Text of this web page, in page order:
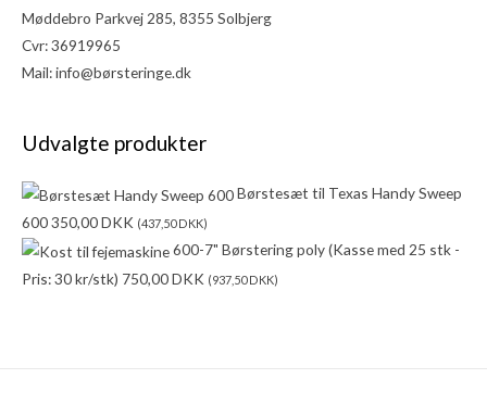
Møddebro Parkvej 285, 8355 Solbjerg
Cvr: 36919965
Mail:info@børsteringe.dk
Udvalgte produkter
Børstesæt til Texas Handy Sweep
600350,00DKK (437,50DKK)
600-7" Børstering poly (Kasse med 25 stk -
Pris: 30 kr/stk) 750,00DKK (937,50DKK)